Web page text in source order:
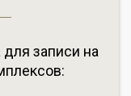
записи на